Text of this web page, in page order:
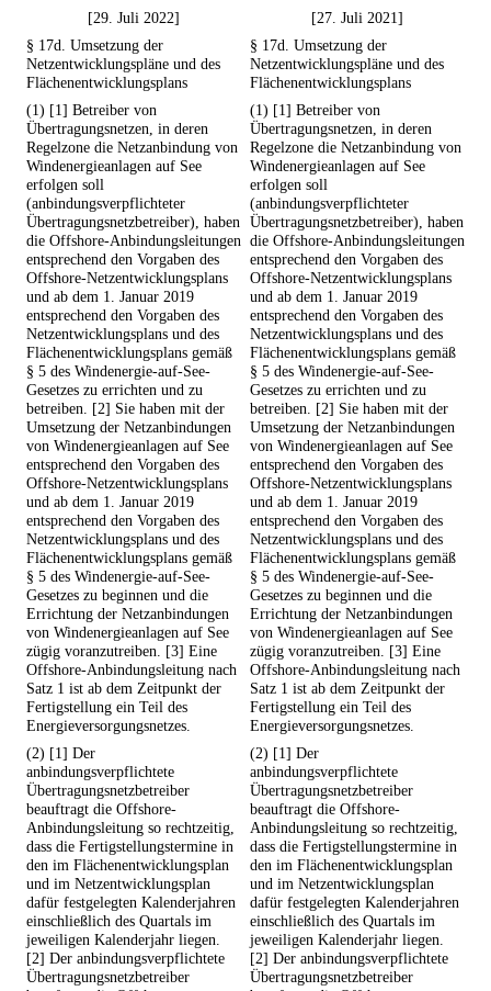
[29. Juli 2022]
[27. Juli 2021]
§ 17d. Umsetzung der
Netzentwicklungspläne und des
Flächenentwicklungsplans
§ 17d. Umsetzung der
Netzentwicklungspläne und des
Flächenentwicklungsplans
(1) [1] Betreiber von
Übertragungsnetzen, in deren
Regelzone die Netzanbindung von
Windenergieanlagen auf See
erfolgen soll
(anbindungsverpflichteter
Übertragungsnetzbetreiber), haben
die Offshore-Anbindungsleitungen
entsprechend den Vorgaben des
Offshore-Netzentwicklungsplans
und ab dem 1. Januar 2019
entsprechend den Vorgaben des
Netzentwicklungsplans und des
Flächenentwicklungsplans gemäß
§ 5 des Windenergie-auf-See-
Gesetzes zu errichten und zu
betreiben. [2] Sie haben mit der
Umsetzung der Netzanbindungen
von Windenergieanlagen auf See
entsprechend den Vorgaben des
Offshore-Netzentwicklungsplans
und ab dem 1. Januar 2019
entsprechend den Vorgaben des
Netzentwicklungsplans und des
Flächenentwicklungsplans gemäß
§ 5 des Windenergie-auf-See-
Gesetzes zu beginnen und die
Errichtung der Netzanbindungen
von Windenergieanlagen auf See
zügig voranzutreiben. [3] Eine
Offshore-Anbindungsleitung nach
Satz 1 ist ab dem Zeitpunkt der
Fertigstellung ein Teil des
Energieversorgungsnetzes.
(1) [1] Betreiber von
Übertragungsnetzen, in deren
Regelzone die Netzanbindung von
Windenergieanlagen auf See
erfolgen soll
(anbindungsverpflichteter
Übertragungsnetzbetreiber), haben
die Offshore-Anbindungsleitungen
entsprechend den Vorgaben des
Offshore-Netzentwicklungsplans
und ab dem 1. Januar 2019
entsprechend den Vorgaben des
Netzentwicklungsplans und des
Flächenentwicklungsplans gemäß
§ 5 des Windenergie-auf-See-
Gesetzes zu errichten und zu
betreiben. [2] Sie haben mit der
Umsetzung der Netzanbindungen
von Windenergieanlagen auf See
entsprechend den Vorgaben des
Offshore-Netzentwicklungsplans
und ab dem 1. Januar 2019
entsprechend den Vorgaben des
Netzentwicklungsplans und des
Flächenentwicklungsplans gemäß
§ 5 des Windenergie-auf-See-
Gesetzes zu beginnen und die
Errichtung der Netzanbindungen
von Windenergieanlagen auf See
zügig voranzutreiben. [3] Eine
Offshore-Anbindungsleitung nach
Satz 1 ist ab dem Zeitpunkt der
Fertigstellung ein Teil des
Energieversorgungsnetzes.
(2) [1] Der
anbindungsverpflichtete
Übertragungsnetzbetreiber
beauftragt die Offshore-
Anbindungsleitung so rechtzeitig,
dass die Fertigstellungstermine in
den im Flächenentwicklungsplan
und im Netzentwicklungsplan
dafür festgelegten Kalenderjahren
einschließlich des Quartals im
jeweiligen Kalenderjahr liegen.
[2] Der anbindungsverpflichtete
Übertragungsnetzbetreiber
(2) [1] Der
anbindungsverpflichtete
Übertragungsnetzbetreiber
beauftragt die Offshore-
Anbindungsleitung so rechtzeitig,
dass die Fertigstellungstermine in
den im Flächenentwicklungsplan
und im Netzentwicklungsplan
dafür festgelegten Kalenderjahren
einschließlich des Quartals im
jeweiligen Kalenderjahr liegen.
[2] Der anbindungsverpflichtete
Übertragungsnetzbetreiber